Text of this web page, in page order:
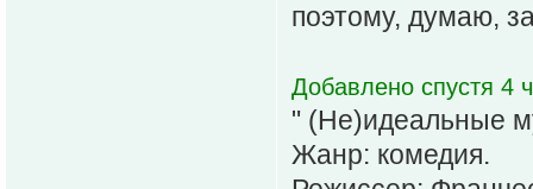
поэтому, думаю,
Добавлено спустя 4
" (Не)идеальные
Жанр: комедия.